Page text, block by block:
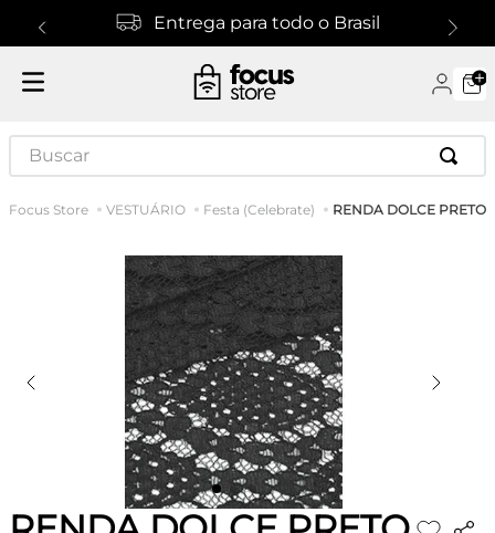
Entrega para todo o Brasil
Buscar
VESTUÁRIO Festa (Celebrate) RENDA DOLCE PRETO